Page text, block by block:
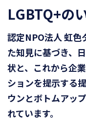
LGBTQ+の
認定NPO法人 虹色
た知見に基づき、
状と、これから企
ションを提示する
ウンとボトムアッ
れています。